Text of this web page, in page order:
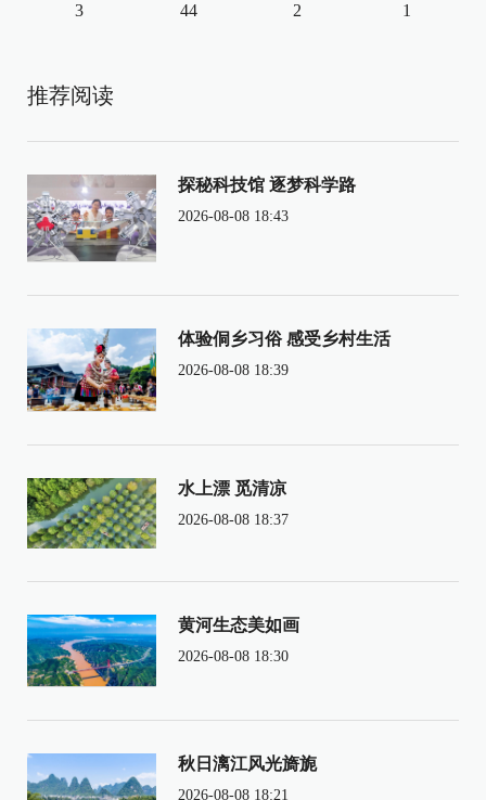
3 44 2 1
推荐阅读
探秘科技馆 逐梦科学路
2026-08-08 18:43
体验侗乡习俗 感受乡村生活
2026-08-08 18:39
水上漂 觅清凉
2026-08-08 18:37
黄河生态美如画
2026-08-08 18:30
秋日漓江风光旖旎
2026-08-08 18:21